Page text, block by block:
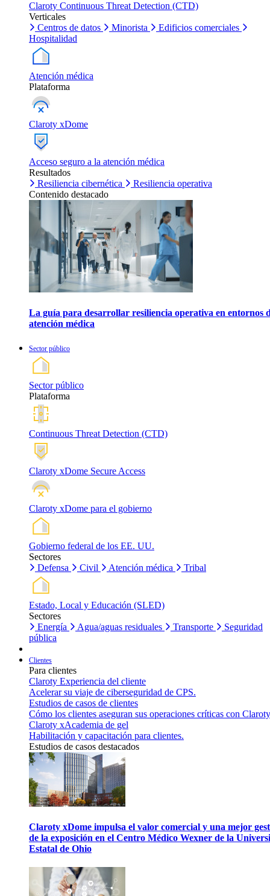
Claroty Continuous Threat Detection (CTD)
Verticales
Centros de datos
Minorista
Edificios comerciales
Hospitalidad
Atención médica
Plataforma
Claroty xDome
Acceso seguro a la atención médica
Resultados
Resiliencia cibernética
Resiliencia operativa
Contenido destacado
La guía para desarrollar resiliencia operativa en entornos
atención médica
Sector público
Sector público
Plataforma
Continuous Threat Detection (CTD)
Claroty xDome Secure Access
Claroty xDome para el gobierno
Gobierno federal de los EE. UU.
Sectores
Defensa
Civil Atención médica Tribal
Estado, Local y Educación (SLED)
Sectores
Energía
Agua/aguas residuales Transporte
Seguridad
pública
Clientes
Para clientes
Claroty Experiencia del cliente
Acelerar su viaje de ciberseguridad de CPS.
Estudios de casos de clientes
Cómo los clientes aseguran sus operaciones críticas con
Claroty xAcademia de gel
Habilitación y capacitación para clientes.
Estudios de casos destacados
Claroty xDome impulsa el valor comercial y una mejor
de la exposición en el Centro Médico Wexner de la
Estatal de Ohio